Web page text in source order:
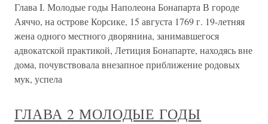
Глава I. Молодые годы Наполеона Бонапарта В городе
Аяччо, на острове Корсике, 15 августа 1769 г. 19-летняя
жена одного местного дворянина, занимавшегося
адвокатской практикой, Летиция Бонапарте, находясь вне
дома, почувствовала внезапное приближение родовых
мук, успела
ГЛАВА 2 МОЛОДЫЕ ГОДЫ